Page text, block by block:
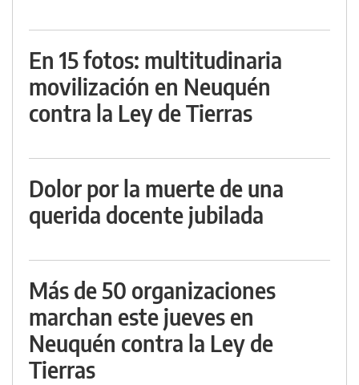
En 15 fotos: multitudinaria
movilización en Neuquén
contra la Ley de Tierras
Dolor por la muerte de una
querida docente jubilada
Más de 50 organizaciones
marchan este jueves en
Neuquén contra la Ley de
Tierras